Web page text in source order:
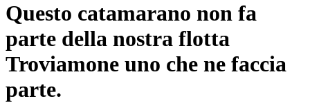
Questo catamarano non fa
parte della nostra flotta
Troviamone uno che ne faccia
parte.